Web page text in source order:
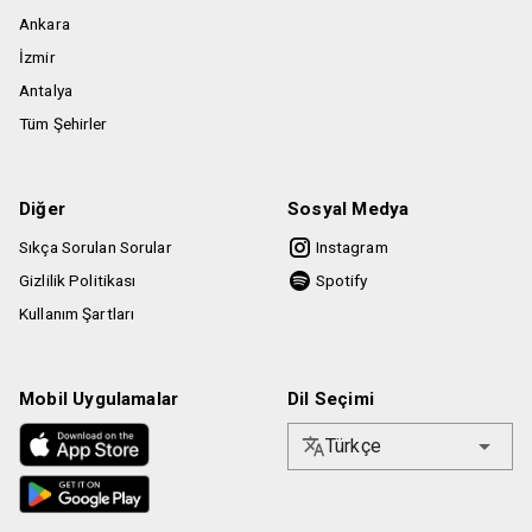
Ankara
İzmir
Antalya
Tüm Şehirler
Diğer
Sıkça Sorulan Sorular
Gizlilik Politikası
Kullanım Şartları
Sosyal Medya
Instagram
Spotify
Mobil Uygulamalar Dil Seçimi
Türkçe